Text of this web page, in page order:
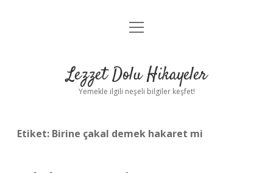
Anasayfa
Yasal Uyarı
menüyü
Lezzet Dolu Hikayeler
Yemekle ilgili neşeli bilgiler keşfet!
Etiket: Birine çakal demek hakaret mi